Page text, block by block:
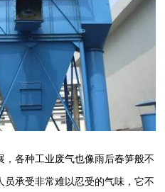
各种工业废气也像雨后春笋般不
承受非常难以忍受的气味，它不